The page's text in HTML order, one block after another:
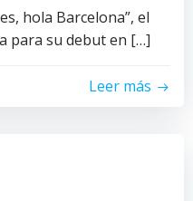
hola Barcelona”, el
para su debut en […]
Leer más